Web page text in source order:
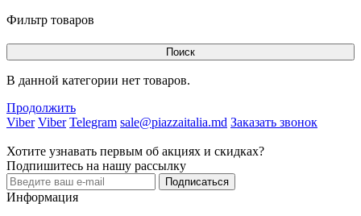
Фильтр товаров
Поиск
В данной категории нет товаров.
Продолжить
Viber Viber Telegram sale@piazzaitalia.md Заказать звонок
Хотите узнавать первым об акциях и скидках?
Подпишитесь на нашу рассылку
Подписаться
Информация